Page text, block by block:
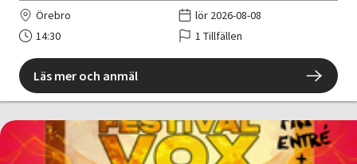
Örebro
lör 2026-08-08
14:30
1 Tillfällen
Läs mer och anmäl